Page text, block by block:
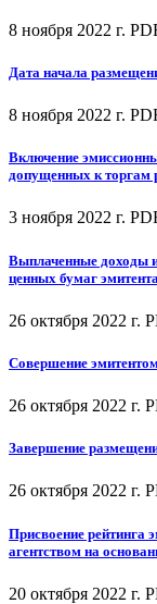
8 ноября 2022 г.
Дата начала
8 ноября 2022 г.
Включение
допущенных к торгам
3 ноября 2022 г.
Выплаченные доходы
ценных бумаг эмитента
26 октября 2022 г.
Совершение
26 октября 2022 г.
Завершение
26 октября 2022 г.
Присвоение рейтинга
агентством на
20 октября 2022 г.